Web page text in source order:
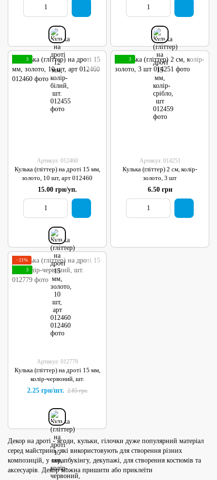
3
Артикул: 012460
Кулька (гліттер) на дроті 15 мм,
золото, 10 шт, арт 012460
15.00 грн/уп.
3
Артикул: 014251
Кулька (гліттер) 2 см, колір-
золото, 3 шт
6.50 грн
−21%
3
Артикул: 012779
Кулька (гліттер) на дроті 15 мм,
колір-червоний, шт.
2.25 грн/шт. 2.85 грн
Декор на дроті - ягоди, кульки, гілочки дуже популярний матеріал
серед майстринь, які використовують для створення різних
композицій, у скрапбукінгу, декупажі, для створення костюмів та
аксесуарів. Декор можна пришити або приклеїти